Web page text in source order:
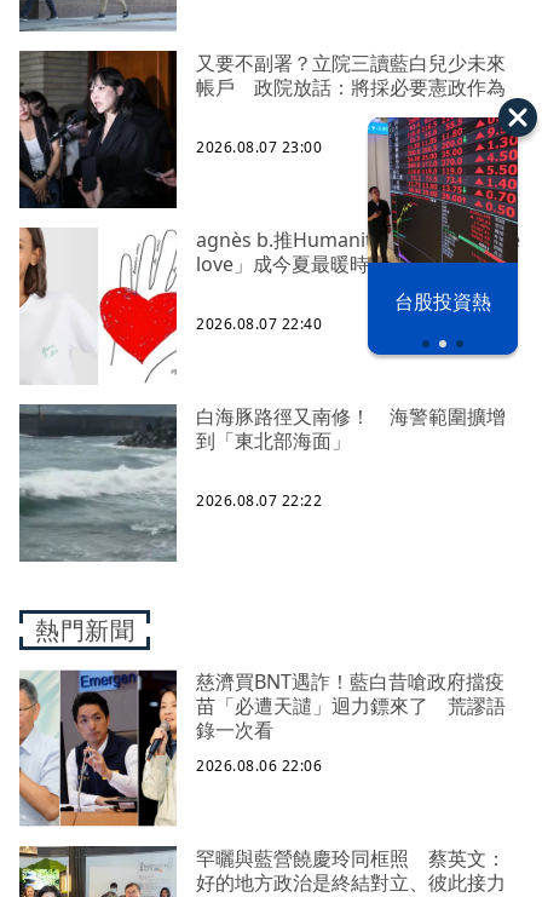
台股投資熱
又要不副署？立院三讀藍白兒少未來
帳戶 政院放話：將採必要憲政作為
2026.08.07 23:00
agnès b.推Humanitarian系列 「give
love」成今夏最暖時尚宣言
2026.08.07 22:40
白海豚路徑又南修！ 海警範圍擴增
到「東北部海面」
2026.08.07 22:22
熱門新聞
慈濟買BNT遇詐！藍白昔嗆政府擋疫
苗「必遭天譴」迴力鏢來了 荒謬語
錄一次看
2026.08.06 22:06
罕曬與藍營饒慶玲同框照 蔡英文：
好的地方政治是終結對立、彼此接力